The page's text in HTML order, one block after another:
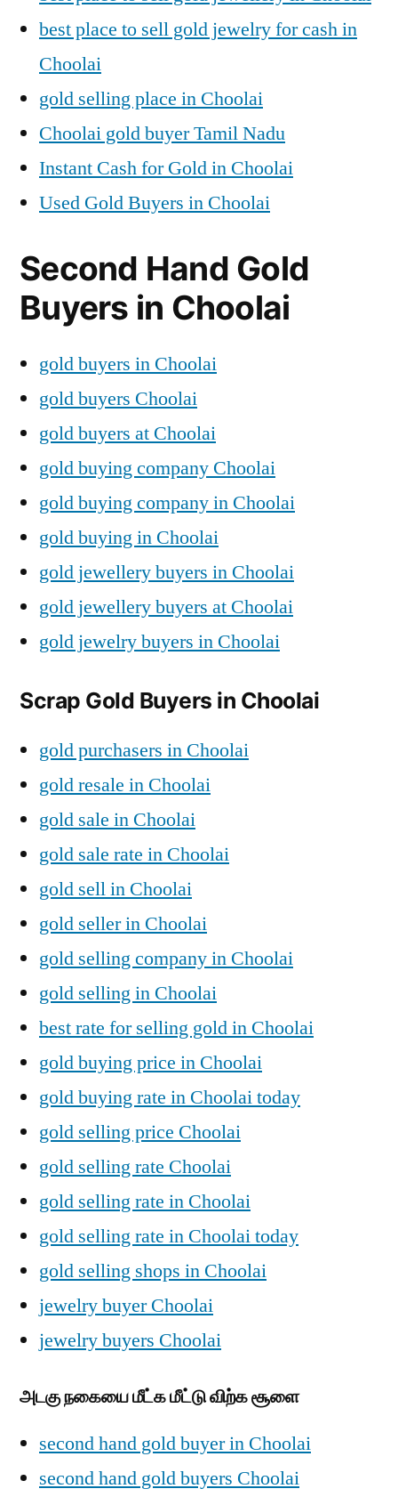
best place to sell gold jewelry for cash in
Choolai
gold selling place in Choolai
Choolai gold buyer Tamil Nadu
Instant Cash for Gold in Choolai
Used Gold Buyers in Choolai
Second Hand Gold
Buyers in Choolai
gold buyers in Choolai
gold buyers Choolai
gold buyers at Choolai
gold buying company Choolai
gold buying company in Choolai
gold buying in Choolai
gold jewellery buyers in Choolai
gold jewellery buyers at Choolai
gold jewelry buyers in Choolai
Scrap Gold Buyers in Choolai
gold purchasers in Choolai
gold resale in Choolai
gold sale in Choolai
gold sale rate in Choolai
gold sell in Choolai
gold seller in Choolai
gold selling company in Choolai
gold selling in Choolai
best rate for selling gold in Choolai
gold buying price in Choolai
gold buying rate in Choolai today
gold selling price Choolai
gold selling rate Choolai
gold selling rate in Choolai
gold selling rate in Choolai today
gold selling shops in Choolai
jewelry buyer Choolai
jewelry buyers Choolai
அடகு நகையை மீட்க மீட்டு விற்க சூளை
second hand gold buyer in Choolai
second hand gold buyers Choolai